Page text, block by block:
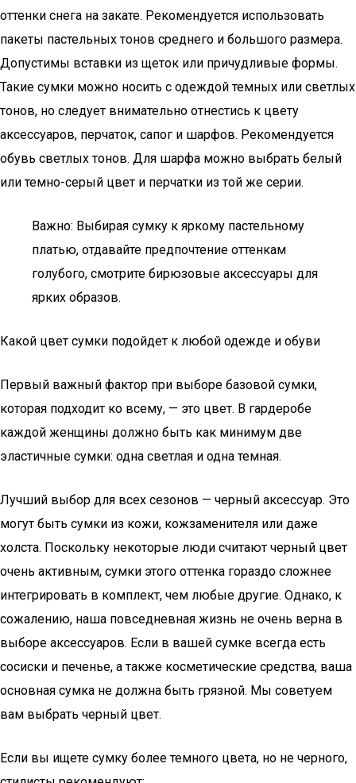
оттенки снега на закате. Рекомендуется использовать
пакеты пастельных тонов среднего и большого размера.
Допустимы вставки из щеток или причудливые формы.
Такие сумки можно носить с одеждой темных или светлых
тонов, но следует внимательно отнестись к цвету
аксессуаров, перчаток, сапог и шарфов. Рекомендуется
обувь светлых тонов. Для шарфа можно выбрать белый
или темно-серый цвет и перчатки из той же серии.
Важно: Выбирая сумку к яркому пастельному
платью, отдавайте предпочтение оттенкам
голубого, смотрите бирюзовые аксессуары для
ярких образов.
Какой цвет сумки подойдет к любой одежде и обуви
Первый важный фактор при выборе базовой сумки,
которая подходит ко всему, — это цвет. В гардеробе
каждой женщины должно быть как минимум две
эластичные сумки: одна светлая и одна темная.
Лучший выбор для всех сезонов — черный аксессуар. Это
могут быть сумки из кожи, кожзаменителя или даже
холста. Поскольку некоторые люди считают черный цвет
очень активным, сумки этого оттенка гораздо сложнее
интегрировать в комплект, чем любые другие. Однако, к
сожалению, наша повседневная жизнь не очень верна в
выборе аксессуаров. Если в вашей сумке всегда есть
сосиски и печенье, а также косметические средства, ваша
основная сумка не должна быть грязной. Мы советуем
вам выбрать черный цвет.
Если вы ищете сумку более темного цвета, но не черного,